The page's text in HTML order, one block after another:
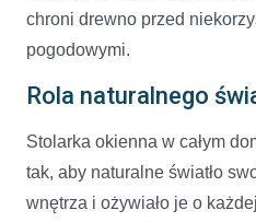
chroni drewno przed
pogodowymi.
Rola naturalnego
Stolarka okienna w całym
tak, aby naturalne światło
wnętrza i ożywiało je o